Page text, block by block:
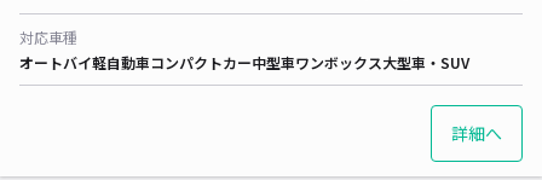
対応車種
オートバイ軽自動車コンパクトカー中型車ワンボックス大型車・SUV
詳細へ